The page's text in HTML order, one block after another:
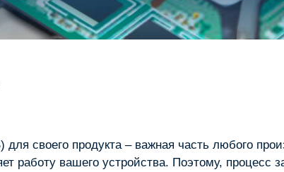
своего продукта – важная часть любого
работу вашего устройства. Поэтому, процесс